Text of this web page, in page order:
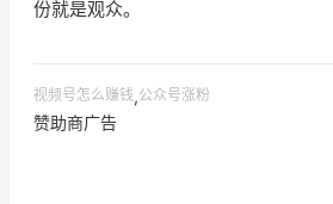
份就是观众。
视频号怎么赚钱,公众号涨粉
赞助商广告